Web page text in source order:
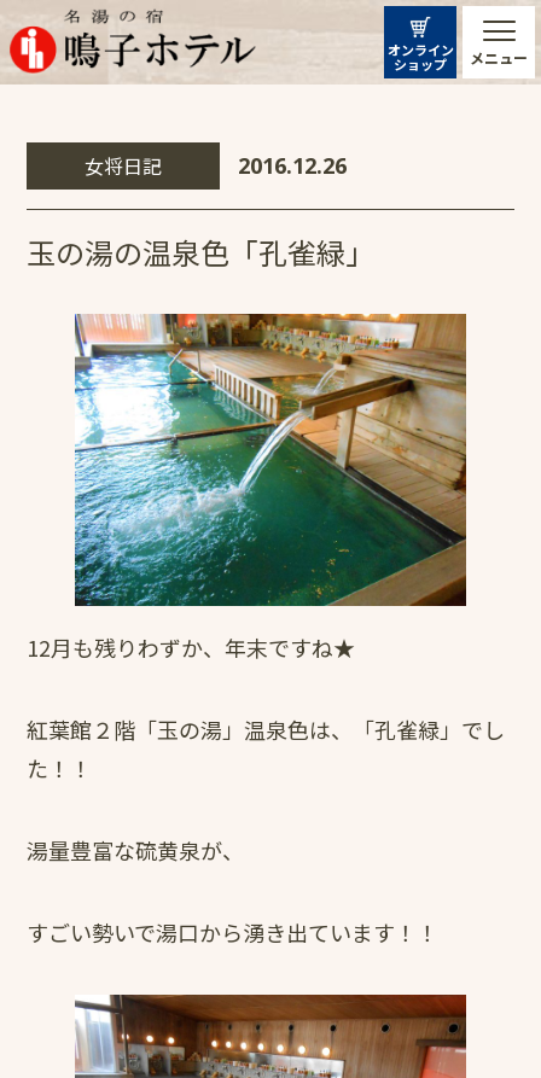
メニュー
オンライン
ショップ
女将日記 2016.12.26
玉の湯の温泉色「孔雀緑」
12月も残りわずか、年末ですね★
紅葉館２階「玉の湯」温泉色は、「孔雀緑」でし
た！！
湯量豊富な硫黄泉が、
すごい勢いで湯口から湧き出ています！！